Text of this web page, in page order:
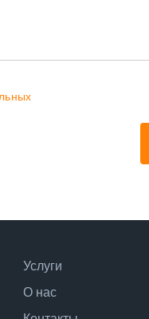
Услуги
О нас